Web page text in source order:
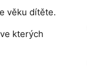
věku dítěte.
kterých